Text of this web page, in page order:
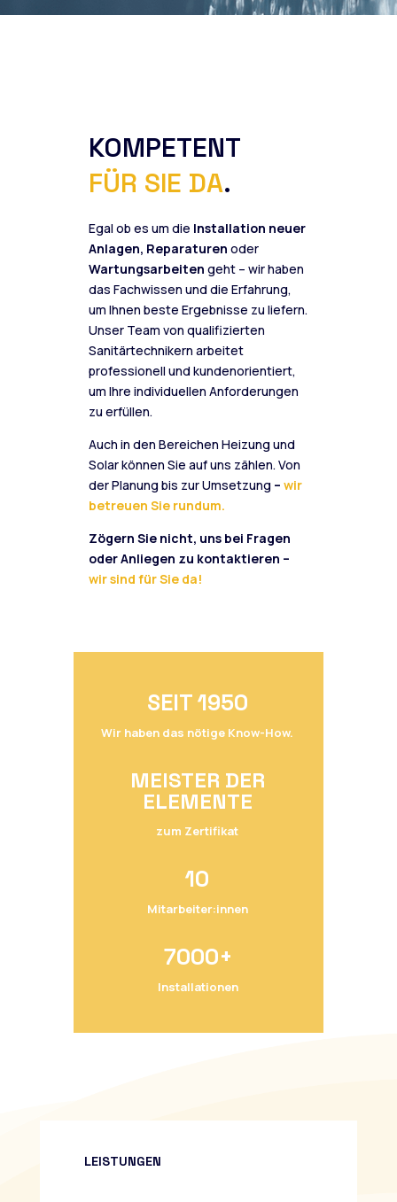
KOMPETENT
FÜR SIE DA.
Egal ob es um die Installation neuer
Anlagen, Reparaturen oder
Wartungsarbeiten geht – wir haben
das Fachwissen und die Erfahrung,
um Ihnen beste Ergebnisse zu liefern.
Unser Team von qualifizierten
Sanitärtechnikern arbeitet
professionell und kundenorientiert,
um Ihre individuellen Anforderungen
zu erfüllen.
Auch in den Bereichen Heizung und
Solar können Sie auf uns zählen. Von
der Planung bis zur Umsetzung – wir
betreuen Sie rundum.
Zögern Sie nicht, uns bei Fragen
oder Anliegen zu kontaktieren –
wir sind für Sie da!
SEIT 1950
Wir haben das nötige Know-How.
MEISTER DER
ELEMENTE
zum Zertifikat
10
Mitarbeiter:innen
7000+
Installationen
LEISTUNGEN